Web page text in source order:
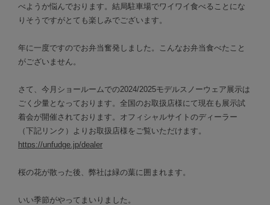
べようか悩んでおります。結局駐車場でワイワイ食べることにな
りそうですがとても楽しみでございます。
年に一度ですのでお弁当奮発しました。こんなお弁当食べたこと
がございません。
さて、今月ショールームでの2024/2025モデルスノーウェア展示は
ごく少量となっております。全国のお取扱店様にて現在も展示試
着会が開催されております。オフィシャルサイトのディーラー
（下記リンク）よりお取扱店様をご覧いただけます。
https://unfudge.jp/dealer
桜の花が散った後、弊社は緑の葉に囲まれます。
いい季節がやってまいりました。